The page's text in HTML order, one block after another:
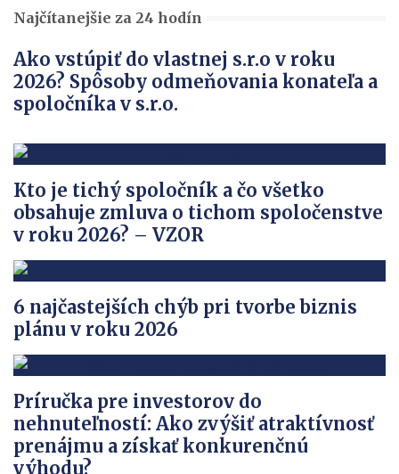
Najčítanejšie za 24 hodín
Ako vstúpiť do vlastnej s.r.o v roku
2026? Spôsoby odmeňovania konateľa a
spoločníka v s.r.o.
Kto je tichý spoločník a čo všetko
obsahuje zmluva o tichom spoločenstve
v roku 2026? – VZOR
6 najčastejších chýb pri tvorbe biznis
plánu v roku 2026
Príručka pre investorov do
nehnuteľností: Ako zvýšiť atraktívnosť
prenájmu a získať konkurenčnú
výhodu?